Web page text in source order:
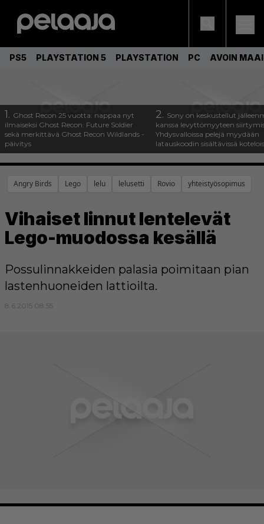
PS5 PLAYSTATION 5 PLAYSTATION PC AVOIN
1. Ghost Recon 25 vuotta: nappaa nyt
ilmaiseksi Ghost Recon: Future Soldier
sekä merkittävä Ghost Recon Wildlands -
päivitys
2. Sony on keskustellut
kanssa levyttömyyteen
Yhdysvalloissa pelejä myydään
latauskoodin sisältävissä
Angry Birds Lego lelu lelusetti Rovio yhteistyösopimus
Vihaiset linnut lentelevät
Lego-muodossa kesällä
Possulinnakkeiden palasia poimitaan pian
lastenhuoneiden lattioilta.
8.6.2015 08:55